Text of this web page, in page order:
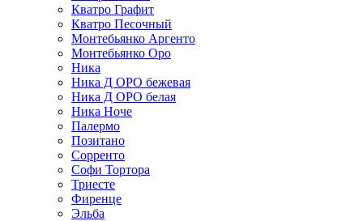
Кватро Графит
Кватро Песочный
Монтебьянко Аргенто
Монтебьянко Оро
Ника
Ника Д ОРО бежевая
Ника Д ОРО белая
Ника Ноче
Палермо
Позитано
Сорренто
Софи Тортора
Триесте
Фиренце
Эльба